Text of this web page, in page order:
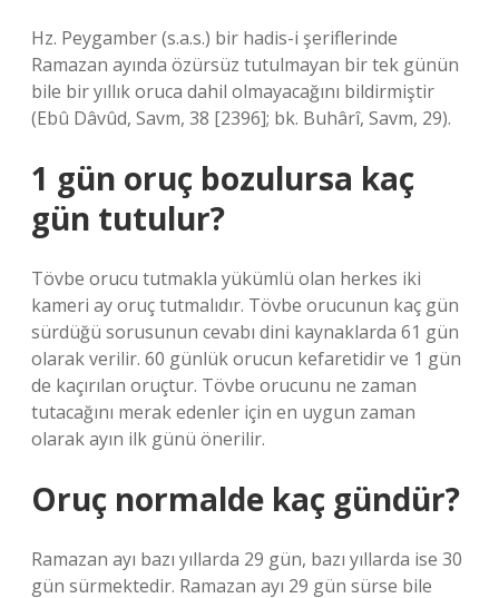
Hz. Peygamber (s.a.s.) bir hadis-i şeriflerinde
Ramazan ayında özürsüz tutulmayan bir tek günün
bile bir yıllık oruca dahil olmayacağını bildirmiştir
(Ebû Dâvûd, Savm, 38 [2396]; bk. Buhârî, Savm, 29).
1 gün oruç bozulursa kaç
gün tutulur?
Tövbe orucu tutmakla yükümlü olan herkes iki
kameri ay oruç tutmalıdır. Tövbe orucunun kaç gün
sürdüğü sorusunun cevabı dini kaynaklarda 61 gün
olarak verilir. 60 günlük orucun kefaretidir ve 1 gün
de kaçırılan oruçtur. Tövbe orucunu ne zaman
tutacağını merak edenler için en uygun zaman
olarak ayın ilk günü önerilir.
Oruç normalde kaç gündür?
Ramazan ayı bazı yıllarda 29 gün, bazı yıllarda ise 30
gün sürmektedir. Ramazan ayı 29 gün sürse bile